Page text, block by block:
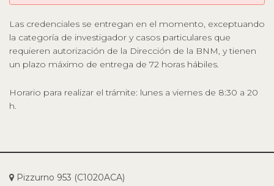
Las credenciales se entregan en el momento, exceptuando
la categoría de investigador y casos particulares que
requieren autorización de la Dirección de la BNM, y tienen
un plazo máximo de entrega de 72 horas hábiles.
Horario para realizar el trámite: lunes a viernes de 8:30 a 20
h.
Pizzurno 953 (C1020ACA)